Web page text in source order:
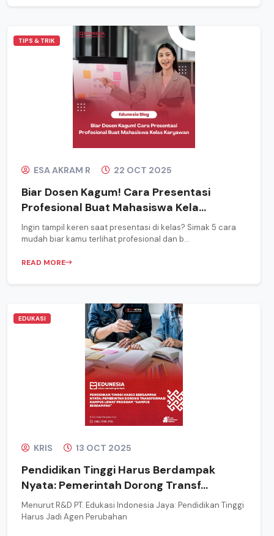
TIPS & TRIK
ESA AKRAM R 22 OCT 2025
Biar Dosen Kagum! Cara Presentasi
Profesional Buat Mahasiswa Kela...
Ingin tampil keren saat presentasi di kelas? Simak 5 cara
mudah biar kamu terlihat profesional dan b...
READ MORE
EDUKASI
KRIS 13 OCT 2025
Pendidikan Tinggi Harus Berdampak
Nyata: Pemerintah Dorong Transf...
Menurut R&D PT. Edukasi Indonesia Jaya: Pendidikan Tinggi
Harus Jadi Agen Perubahan